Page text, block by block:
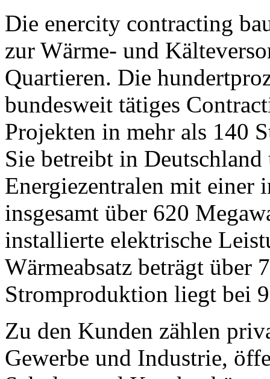
Die enercity contracting
zur Wärme- und
Quartieren. Die
bundesweit tätiges
Projekten in mehr als 140
Sie betreibt in
Energiezentralen mit einer
insgesamt über 620
installierte elektrische
Wärmeabsatz beträgt
Stromproduktion liegt bei
Zu den Kunden zählen
Gewerbe und Industrie,